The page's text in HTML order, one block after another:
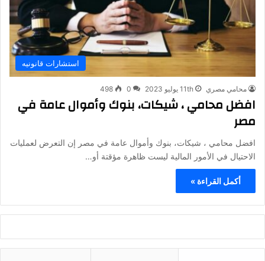
استشارات قانونيه
محامي مصري 11th يوليو 2023 0
498
افضل محامي ، شيكات، بنوك وأموال عامة في
مصر
افضل محامي ، شيكات، بنوك وأموال عامة في مصر إن التعرض لعمليات
الاحتيال في الأمور المالية ليست ظاهرة مؤقتة أو…
أكمل القراءة »